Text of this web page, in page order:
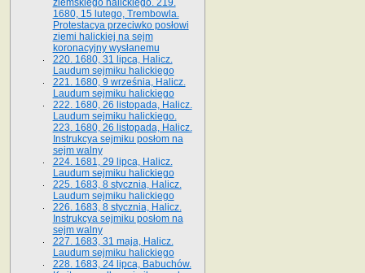
ziemskiego halickiego. 219.
1680, 15 lutego, Trembowla.
Protestacya przeciwko posłowi
ziemi halickiej na sejm
koronacyjny wysłanemu
220. 1680, 31 lipca, Halicz.
Laudum sejmiku halickiego
221. 1680, 9 września, Halicz.
Laudum sejmiku halickiego
222. 1680, 26 listopada, Halicz.
Laudum sejmiku halickiego.
223. 1680, 26 listopada, Halicz.
Instrukcya sejmiku posłom na
sejm walny
224. 1681, 29 lipca, Halicz.
Laudum sejmiku halickiego
225. 1683, 8 stycznia, Halicz.
Laudum sejmiku halickiego
226. 1683, 8 stycznia, Halicz.
Instrukcya sejmiku posłom na
sejm walny
227. 1683, 31 maja, Halicz.
Laudum sejmiku halickiego
228. 1683, 24 lipca, Babuchów.